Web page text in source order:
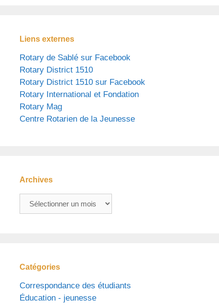
Liens externes
Rotary de Sablé sur Facebook
Rotary District 1510
Rotary District 1510 sur Facebook
Rotary International et Fondation
Rotary Mag
Centre Rotarien de la Jeunesse
Archives
Archives
Catégories
Correspondance des étudiants
Éducation - jeunesse